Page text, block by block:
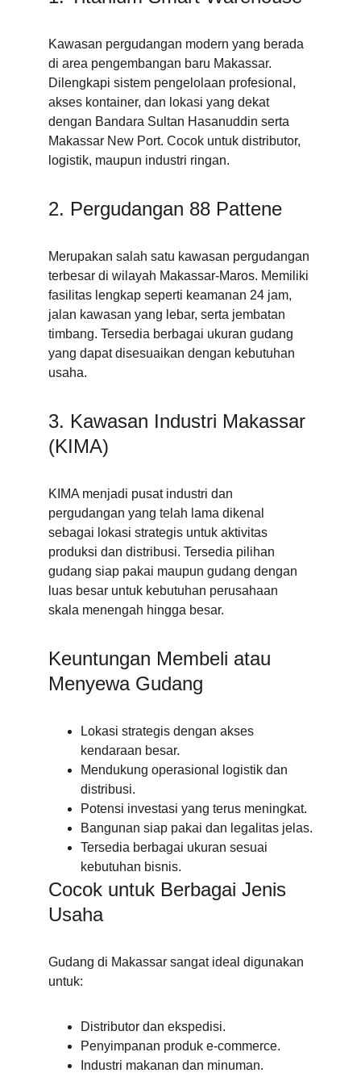
Kawasan pergudangan modern yang berada
di area pengembangan baru Makassar.
Dilengkapi sistem pengelolaan profesional,
akses kontainer, dan lokasi yang dekat
dengan Bandara Sultan Hasanuddin serta
Makassar New Port. Cocok untuk distributor,
logistik, maupun industri ringan.
2. Pergudangan 88 Pattene
Merupakan salah satu kawasan pergudangan
terbesar di wilayah Makassar-Maros. Memiliki
fasilitas lengkap seperti keamanan 24 jam,
jalan kawasan yang lebar, serta jembatan
timbang. Tersedia berbagai ukuran gudang
yang dapat disesuaikan dengan kebutuhan
usaha.
3. Kawasan Industri Makassar
(KIMA)
KIMA menjadi pusat industri dan
pergudangan yang telah lama dikenal
sebagai lokasi strategis untuk aktivitas
produksi dan distribusi. Tersedia pilihan
gudang siap pakai maupun gudang dengan
luas besar untuk kebutuhan perusahaan
skala menengah hingga besar.
Keuntungan Membeli atau
Menyewa Gudang
Lokasi strategis dengan akses
kendaraan besar.
Mendukung operasional logistik dan
distribusi.
Potensi investasi yang terus meningkat.
Bangunan siap pakai dan legalitas jelas.
Tersedia berbagai ukuran sesuai
kebutuhan bisnis.
Cocok untuk Berbagai Jenis
Usaha
Gudang di Makassar sangat ideal digunakan
untuk:
Distributor dan ekspedisi.
Penyimpanan produk e-commerce.
Industri makanan dan minuman.